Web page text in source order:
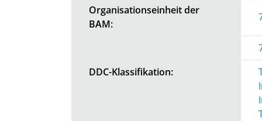
Organisationseinheit der
BAM:
DDC-Klassifikation: